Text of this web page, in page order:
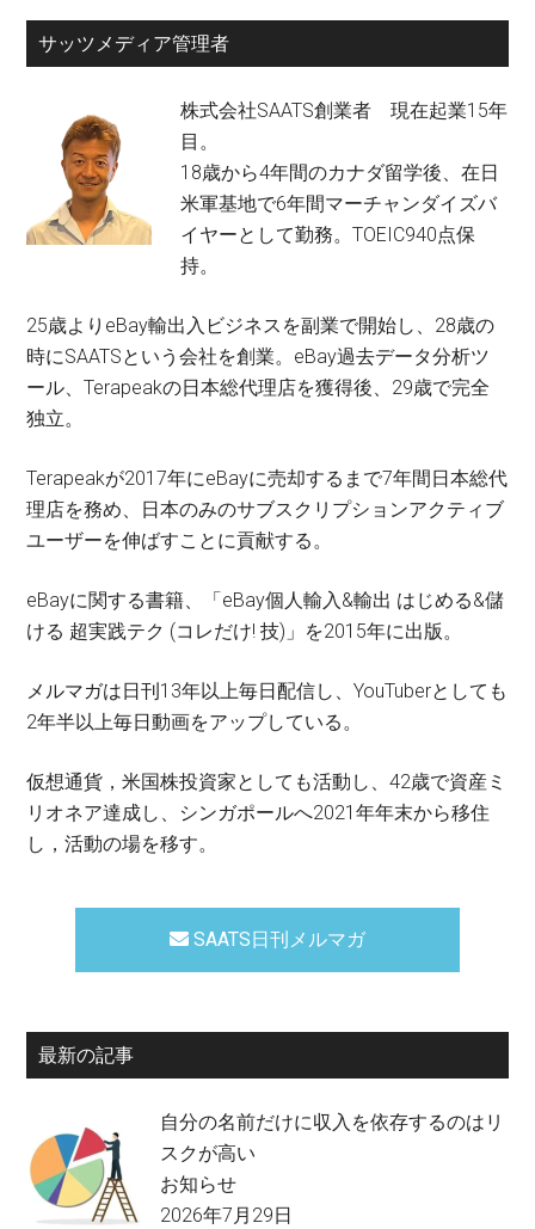
サッツメディア管理者
株式会社SAATS創業者 現在起業15年
目。
18歳から4年間のカナダ留学後、在日
米軍基地で6年間マーチャンダイズバ
イヤーとして勤務。TOEIC940点保
持。
25歳よりeBay輸出入ビジネスを副業で開始し、28歳の
時にSAATSという会社を創業。eBay過去データ分析ツ
ール、Terapeakの日本総代理店を獲得後、29歳で完全
独立。
Terapeakが2017年にeBayに売却するまで7年間日本総代
理店を務め、日本のみのサブスクリプションアクティブ
ユーザーを伸ばすことに貢献する。
eBayに関する書籍、「eBay個人輸入&輸出 はじめる&儲
ける 超実践テク (コレだけ! 技)」を2015年に出版。
メルマガは日刊13年以上毎日配信し、YouTuberとしても
2年半以上毎日動画をアップしている。
仮想通貨，米国株投資家としても活動し、42歳で資産ミ
リオネア達成し、シンガポールへ2021年年末から移住
し，活動の場を移す。
SAATS日刊メルマガ
最新の記事
自分の名前だけに収入を依存するのはリ
スクが高い
お知らせ
2026年7月29日